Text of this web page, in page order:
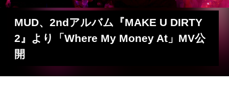
MUD、2ndアルバム『MAKE U DIRTY
2』より「Where My Money At」MV公
開